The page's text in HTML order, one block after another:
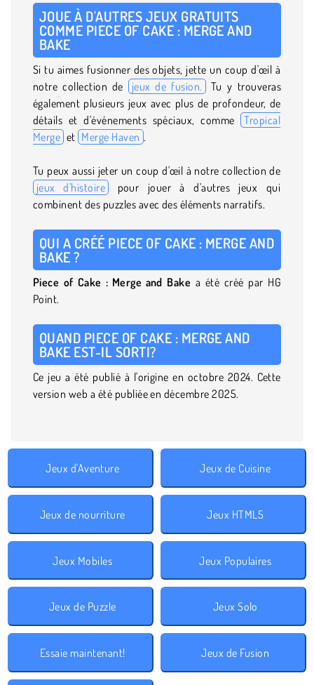
JOUE À D'AUTRES JEUX GRATUITS
COMME PIECE OF CAKE : MERGE AND
BAKE
Si tu aimes fusionner des objets, jette un coup d'œil à
notre collection de
jeux de fusion. Tu y trouveras
également plusieurs jeux avec plus de profondeur, de
détails et d'événements spéciaux, comme Tropical
Merge et Merge Haven .
Tu peux aussi jeter un coup d'œil à notre collection de
jeux d'histoire
pour jouer à d'autres jeux qui
combinent des puzzles avec des éléments narratifs.
QUI A CRÉÉ PIECE OF CAKE : MERGE AND
BAKE ?
Piece of Cake : Merge and Bake a été créé par HG
Point.
QUAND PIECE OF CAKE : MERGE AND
BAKE EST-IL SORTI?
Ce jeu a été publié à l'origine en octobre 2024. Cette
version web a été publiée en décembre 2025.
Jeux d'Aventure Jeux de Cuisine
Jeux de nourriture Jeux HTML5
Jeux Mobiles Jeux Populaires
Jeux de Puzzle Jeux Solo
Essaie maintenant! Jeux de Fusion